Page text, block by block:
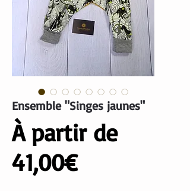
Ensemble "Singes jaunes"
À partir de
41,00€Prix